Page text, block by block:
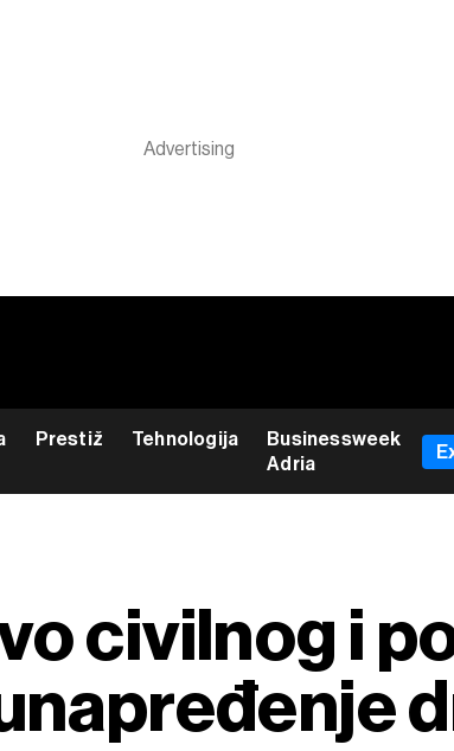
Prestiž Tehnologija
Businessweek
Adria
civilnog i